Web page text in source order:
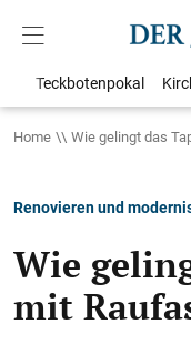
Teckbotenpokal
Home Wie gelingt das
Renovieren und
Wie
mit